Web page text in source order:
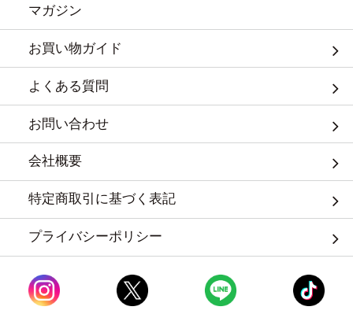
マガジン
お買い物ガイド
よくある質問
お問い合わせ
会社概要
特定商取引に基づく表記
プライバシーポリシー